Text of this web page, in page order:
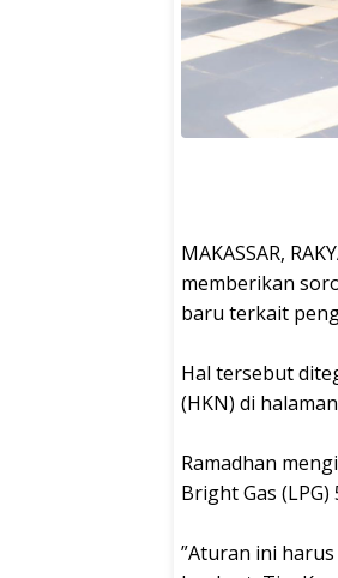
‎MAKASSAR,
memberikan
baru terkait
‎Hal tersebut
(HKN) di
‎Ramadhan
Bright Gas
‎”Aturan ini